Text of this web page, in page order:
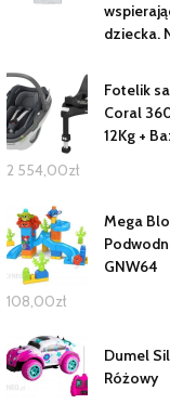
dziecka.
Fotelik
Coral
12Kg +
2 554,00zł
Mega
GNW64
108,00zł
Dumel
Różowy